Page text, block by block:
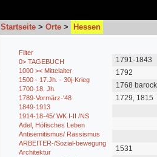
Startseite > Orte > Hessen
Filter
0> TAGEBUCH
1000 >< Mittelalter
1500 - 17.Jh. - 30j-Krieg
1700-18. Jh.
1789-Vormärz-'48
1849-1913
1914-18-45/ WK I-II /NS
Adel, Höfisches Leben
Antisemitismus/ Rassismus
ARBEITER-/Sozial-bewegung
Architektur
1791-1843
1792
1768
1729, 1815
1531